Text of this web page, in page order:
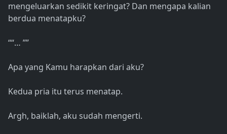
mengeluarkan sedikit keringat? Dan mengapa kalian
berdua menatapku?
““… ””
Apa yang Kamu harapkan dari aku?
Kedua pria itu terus menatap.
Argh, baiklah, aku sudah mengerti.